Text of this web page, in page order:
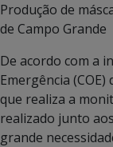
Produção de
de Campo Grande
De acordo com a
Emergência
que realiza a
realizado junto
grande